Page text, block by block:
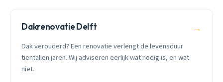
Dakrenovatie Delft →
Dak verouderd? Een renovatie verlengt de levensduur
tientallen jaren. Wij adviseren eerlijk wat nodig is, en wat
niet.